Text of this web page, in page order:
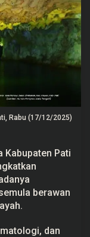
Rabu (17/12/2025)
Kabupaten Pati
berawan
dan